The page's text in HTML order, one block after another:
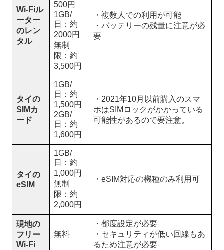
Wi-Fiル
ーター
のレン
タル
500円
1GB/
日：約
2000円
無制
限：約
3,500円
・複数人での利用が可能
・バッテリーの残量に注意が必
要
タイの
SIMカ
ード
1GB/
日：約
1,500円
2GB/
日：約
1,600円
・2021年10月以前購入のスマ
ホはSIMロックがかかっている
可能性があるので要注意。
タイの
eSIM
1GB/
日：約
1,000円
無制
限：約
2,000円
・eSIM対応の機種のみ利用可
現地の
フリー
Wi-Fi
無料
・都度設定が必要
・セキュリティが低い回線もあ
るため注意が必要